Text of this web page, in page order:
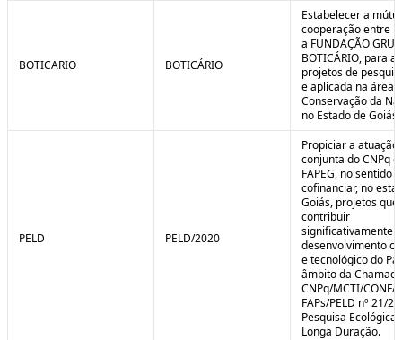
BOTICARIO BOTICÁRIO
Estabelecer a
cooperação entre
a FUNDAÇÃO
BOTICÁRIO, para
projetos de
e aplicada na área
Conservação da
no Estado de Goiás.
PELD PELD/2020
Propiciar a atuação
conjunta do CNPq e
FAPEG, no sentido
cofinanciar, no
Goiás, projetos que
contribuir
significativamente
desenvolvimento
e tecnológico do
âmbito da Chamada
CNPq/MCTI/
FAPs/PELD nº 21/
Pesquisa Ecológica
Longa Duração.